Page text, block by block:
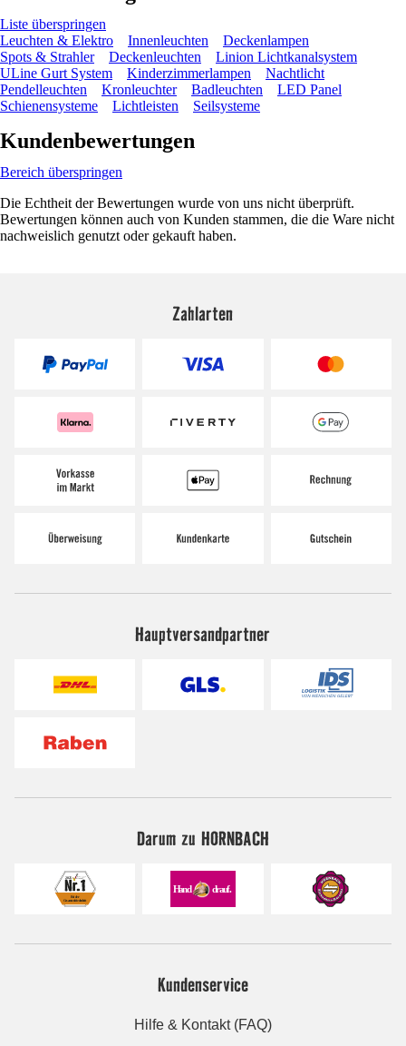
Liste überspringen
Leuchten & Elektro
Innenleuchten
Deckenlampen
Spots & Strahler
Deckenleuchten
Linion Lichtkanalsystem
ULine Gurt System
Kinderzimmerlampen
Nachtlicht
Pendelleuchten
Kronleuchter Badleuchten
LED Panel
Schienensysteme
Lichtleisten Seilsysteme
Kundenbewertungen
Bereich überspringen
Die Echtheit der Bewertungen wurde von uns nicht überprüft.
Bewertungen können auch von Kunden stammen, die die Ware nicht
nachweislich genutzt oder gekauft haben.
Zahlarten
Hauptversandpartner
Darum zu HORNBACH
Kundenservice
Hilfe & Kontakt (FAQ)